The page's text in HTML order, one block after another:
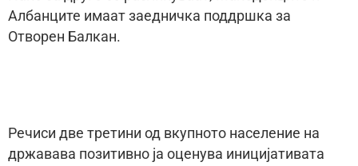
Албанците имаат заедничка поддршка за
Отворен Балкан.
Речиси две третини од вкупното население на
државава позитивно ја оценува иницијативата